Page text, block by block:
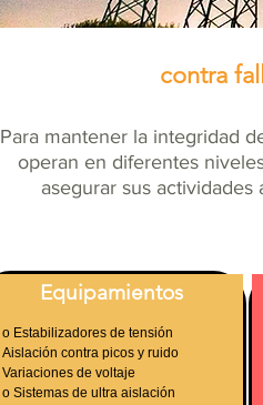
contra
Para mantener la integridad
operan en diferentes
asegurar sus
Equipamientos
o Estabilizadores de tensión
Aislación contra picos y ruido
Variaciones de voltaje
o Sistemas de ultra aislación